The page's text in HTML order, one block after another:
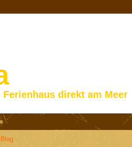
Ferienhaus direkt am Meer